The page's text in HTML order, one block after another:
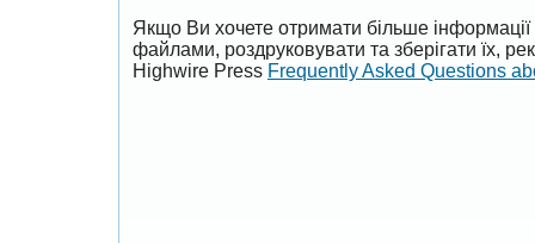
Якщо Ви хочете отримати більше
файлами, роздруковувати та зберігати їх,
Highwire Press Frequently Asked Questions